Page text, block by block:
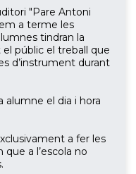
"Pare Antoni
a terme les
tindran la
públic el treball que
d’instrument durant
alumne el dia i hora
a fer les
a l’escola no